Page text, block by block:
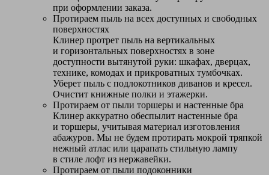
при оформлении заказа.
Протираем пыль на всех доступных и свободных
поверхностях
Клинер протрет пыль на вертикальных
и горизонтальных поверхностях в зоне
доступности вытянутой руки: шкафах, дверцах,
технике, комодах и прикроватных тумбочках.
Уберет пыль с подлокотников диванов и кресел.
Очистит книжные полки и этажерки.
Протираем от пыли торшеры и настенные бра
Клинер аккуратно обеспылит настенные бра
и торшеры, учитывая материал изготовления
абажуров. Мы не будем протирать мокрой тряпкой
нежный атлас или царапать стильную лампу
в стиле лофт из нержавейки.
Протираем от пыли подоконники